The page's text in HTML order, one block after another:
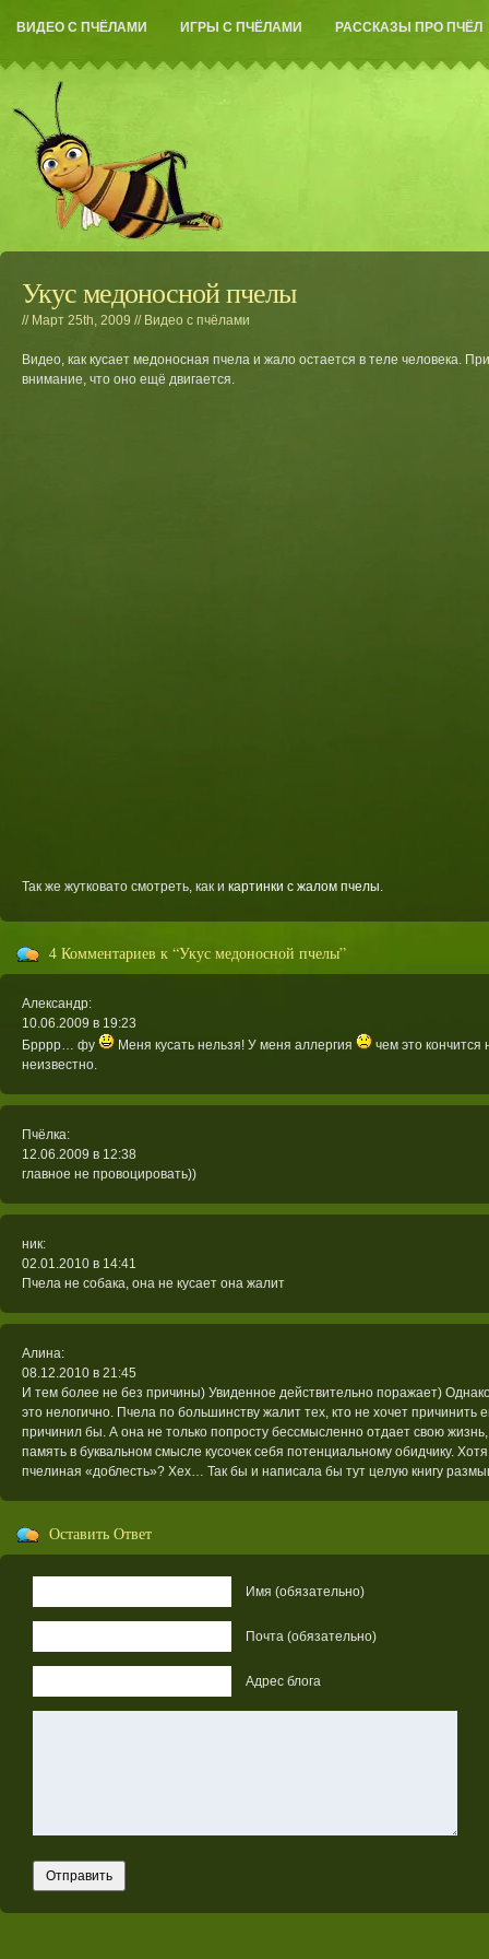
ВИДЕО С ПЧЁЛАМИ ИГРЫ С ПЧЁЛАМИ РАССКАЗЫ ПРО ПЧЁЛ
Укус медоносной пчелы
// Март 25th, 2009 // Видео с пчёлами
Видео, как кусает медоносная пчела и жало остается в теле человека.
внимание, что оно ещё двигается.
Так же жутковато смотреть, как и картинки с жалом пчелы.
4 Комментариев к “Укус медоносной пчелы”
Александр:
10.06.2009 в 19:23
Брррр… фу
Меня кусать нельзя! У меня аллергия
чем это кончится
неизвестно.
Пчёлка:
12.06.2009 в 12:38
главное не провоцировать))
ник:
02.01.2010 в 14:41
Пчела не собака, она не кусает она жалит
Алина:
08.12.2010 в 21:45
И тем более не без причины) Увиденное действительно поражает) Однако
это нелогично. Пчела по большинству жалит тех, кто не хочет причинить
причинил бы. А она не только попросту бессмысленно отдает свою
память в буквальном смысле кусочек себя потенциальному обидчику.
пчелиная «доблесть»? Хех… Так бы и написала бы тут целую книгу
Оставить Ответ
Имя (обязательно)
Почта (обязательно)
Адрес блога